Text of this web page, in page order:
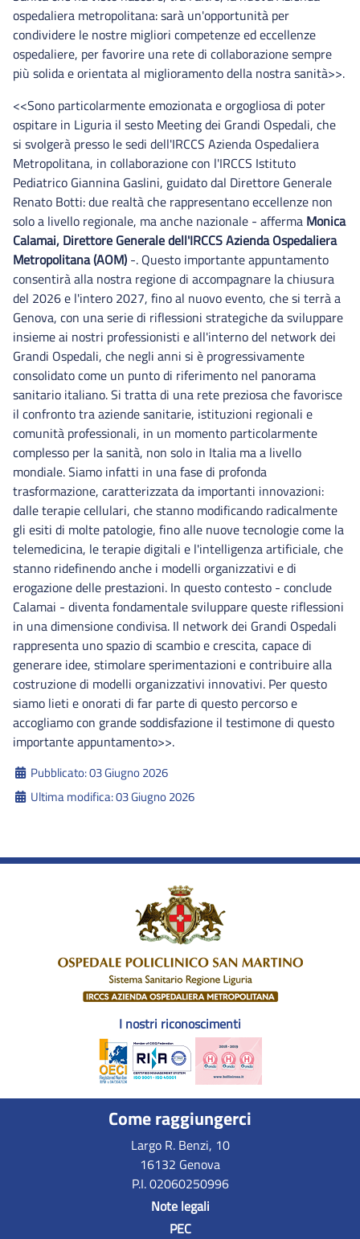
ospedaliera metropolitana: sarà un'opportunità per
condividere le nostre migliori competenze ed eccellenze
ospedaliere, per favorire una rete di collaborazione sempre
più solida e orientata al miglioramento della nostra sanità>>.
<<Sono particolarmente emozionata e orgogliosa di poter
ospitare in Liguria il sesto Meeting dei Grandi Ospedali, che
si svolgerà presso le sedi dell'IRCCS Azienda Ospedaliera
Metropolitana, in collaborazione con l'IRCCS Istituto
Pediatrico Giannina Gaslini, guidato dal Direttore Generale
Renato Botti: due realtà che rappresentano eccellenze non
solo a livello regionale, ma anche nazionale - afferma Monica
Calamai, Direttore Generale dell'IRCCS Azienda Ospedaliera
Metropolitana (AOM) -. Questo importante appuntamento
consentirà alla nostra regione di accompagnare la chiusura
del 2026 e l'intero 2027, fino al nuovo evento, che si terrà a
Genova, con una serie di riflessioni strategiche da sviluppare
insieme ai nostri professionisti e all'interno del network dei
Grandi Ospedali, che negli anni si è progressivamente
consolidato come un punto di riferimento nel panorama
sanitario italiano. Si tratta di una rete preziosa che favorisce
il confronto tra aziende sanitarie, istituzioni regionali e
comunità professionali, in un momento particolarmente
complesso per la sanità, non solo in Italia ma a livello
mondiale. Siamo infatti in una fase di profonda
trasformazione, caratterizzata da importanti innovazioni:
dalle terapie cellulari, che stanno modificando radicalmente
gli esiti di molte patologie, fino alle nuove tecnologie come la
telemedicina, le terapie digitali e l'intelligenza artificiale, che
stanno ridefinendo anche i modelli organizzativi e di
erogazione delle prestazioni. In questo contesto - conclude
Calamai - diventa fondamentale sviluppare queste riflessioni
in una dimensione condivisa. Il network dei Grandi Ospedali
rappresenta uno spazio di scambio e crescita, capace di
generare idee, stimolare sperimentazioni e contribuire alla
costruzione di modelli organizzativi innovativi. Per questo
siamo lieti e onorati di far parte di questo percorso e
accogliamo con grande soddisfazione il testimone di questo
importante appuntamento>>.
Dettagli
Pubblicato: 03 Giugno 2026
Ultima modifica: 03 Giugno 2026
I nostri riconoscimenti
Come raggiungerci
Largo R. Benzi, 10
16132 Genova
P.I. 02060250996
Note legali
PEC